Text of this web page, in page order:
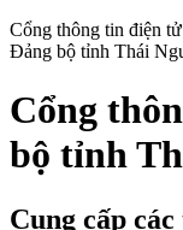
Cổng thông tin điện tử
Đảng bộ tỉnh Thái
Cổng
bộ tỉnh
Cung cấp